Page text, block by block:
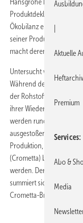
Hansgrohe hat als erster
Produkt­deklaration EPD
Ökobilanz ermittelt das
seiner Produkte entlang
macht deren
Untersucht wurden die
Während des gesamten
der Rohstoffgewinnung
ihrer Wiederverwertung
werden rund 2,17 kg CO
ausgestoßen. Darüber
Produktion, Recycling
(Crometta)
werden. Der
summiert sich auf 28,6 l
Crometta-Brausen.
Aktuelle
Heftarchiv
Premium
Services
Abo &
Media